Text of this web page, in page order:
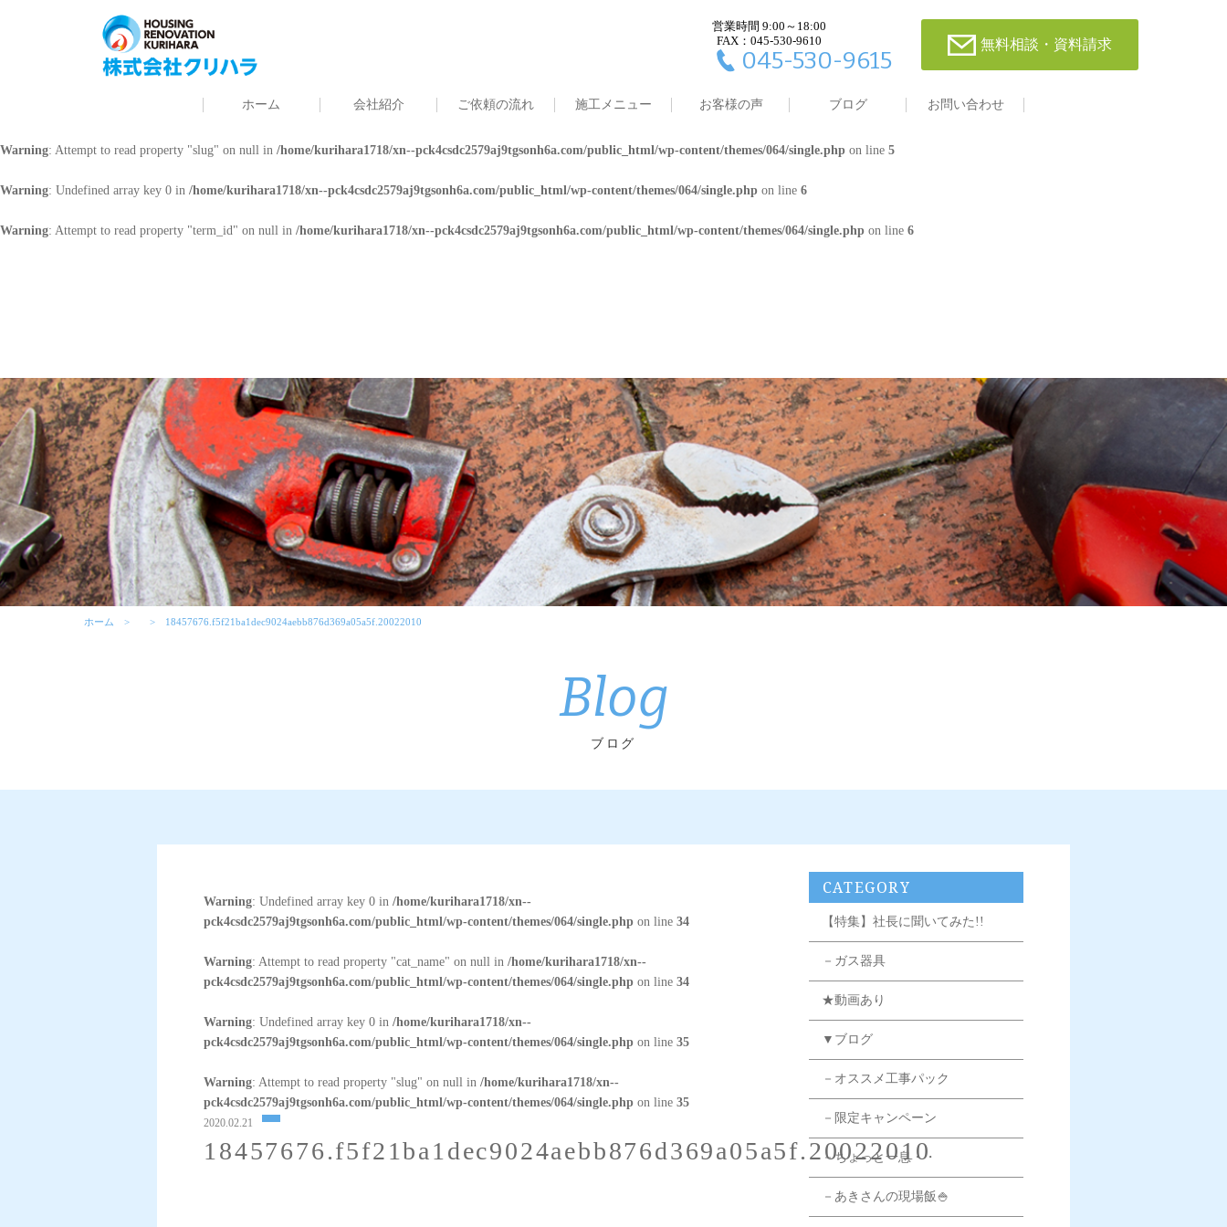
営業時間 9:00～18:00
FAX：045-530-9610
045-530-9615
無料相談・資料請求
ホーム 会社紹介 ご依頼の流れ 施工メニュー お客様の声 ブログ お問い合わせ
: Undefined array key 0 in/home/kurihara1718/xn--pck4csdc2579aj9tgsonh6a.com/public_html/wp-content/themes/064/single.phpon line4
: Attempt to read property "cat_name" on null in /home/kurihara1718/xn--pck4csdc2579aj9tgsonh6a.com/public_html/wp-content/themes/064/single.phpon line 4
/home/kurihara1718/xn--pck4csdc2579aj9tgsonh6a.com/public_html/wp-content/themes/064/single.phpon line
Warning: Attempt to read property "slug" on null in /home/kurihara1718/xn--pck4csdc2579aj9tgsonh6a.com/public_html/wp-content/themes/064/single.php on line 5
Warning: Undefined array key 0 in /home/kurihara1718/xn--pck4csdc2579aj9tgsonh6a.com/public_html/wp-content/themes/064/single.php on line 6
Warning: Attempt to read property "term_id" on null in /home/kurihara1718/xn--pck4csdc2579aj9tgsonh6a.com/public_html/wp-content/themes/064/single.php on line 6
ホーム 18457676.f5f21ba1dec9024aebb876d369a05a5f.20022010
Blog
ブログ
Warning: Undefined array key 0 in/home/kurihara1718/xn--
pck4csdc2579aj9tgsonh6a.com/public_html/wp-content/themes/064/single.php on line34
Warning: Attempt to read property "cat_name" on null in/home/kurihara1718/xn--
pck4csdc2579aj9tgsonh6a.com/public_html/wp-content/themes/064/single.php on line34
Warning: Undefined array key 0 in/home/kurihara1718/xn--
pck4csdc2579aj9tgsonh6a.com/public_html/wp-content/themes/064/single.php on line35
Warning: Attempt to read property "slug" on null in/home/kurihara1718/xn--
pck4csdc2579aj9tgsonh6a.com/public_html/wp-content/themes/064/single.php on line35
2020.02.21
18457676.f5f21ba1dec9024aebb876d369a05a5f.20022010
CATEGORY
【特集】社長に聞いてみた!!
－ガス器具
★動画あり
▼ブログ
－オススメ工事パック
－限定キャンペーン
－ちょっと一息・・
－あきさんの現場飯🍚